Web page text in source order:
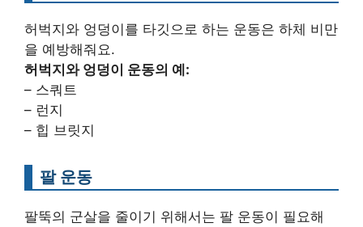
허벅지와 엉덩이를 타깃으로 하는 운동은 하체 비만
을 예방해줘요.
허벅지와 엉덩이 운동의 예:
– 스쿼트
– 런지
– 힙 브릿지
팔 운동
팔뚝의 군살을 줄이기 위해서는 팔 운동이 필요해